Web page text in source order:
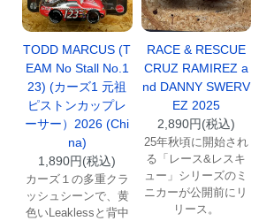
TODD MARCUS (T
EAM No Stall No.1
23) (カーズ1 元祖
ピストンカップレ
ーサー）2026 (Chi
na)
1,890円(税込)
カーズ１の多重クラ
ッシュシーンで、黄
色いLeaklessと背中
RACE & RESCUE
CRUZ RAMIREZ a
nd DANNY SWERV
EZ 2025
2,890円(税込)
25年秋頃に開始され
る「レース&レスキ
ュー」シリーズのミ
ニカーが公開前にリ
リース。